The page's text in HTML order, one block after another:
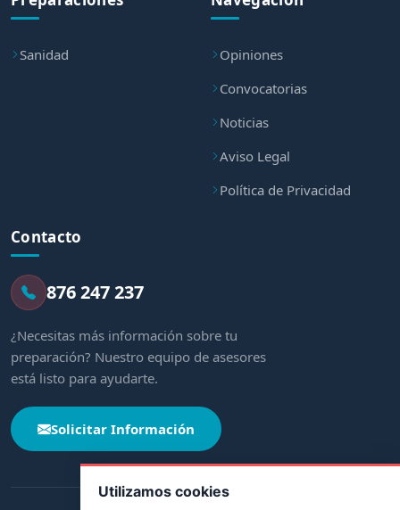
Utilizamos cookies
Sanidad
Opiniones
Convocatorias
Noticias
Aviso Legal
Política de Privacidad
Contacto
876 247 237
¿Necesitas más información sobre tu
preparación? Nuestro equipo de asesores
está listo para ayudarte.
Solicitar Información